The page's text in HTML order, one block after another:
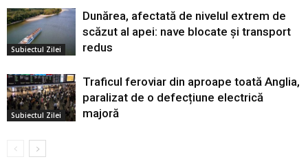
Subiectul Zilei
Dunărea, afectată de nivelul extrem de
scăzut al apei: nave blocate și transport
redus
Subiectul Zilei
Traficul feroviar din aproape toată Anglia,
paralizat de o defecțiune electrică
majoră